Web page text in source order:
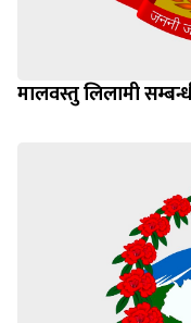
मालवस्तु लिलामी